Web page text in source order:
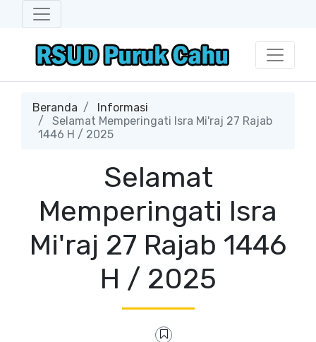
Beranda
Informasi
Selamat Memperingati Isra Mi'raj 27 Rajab
1446 H / 2025
Selamat
Memperingati Isra
Mi'raj 27 Rajab 1446
H / 2025